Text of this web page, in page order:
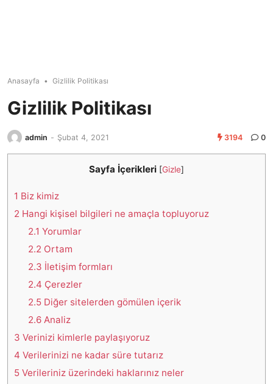
Anasayfa • Gizlilik Politikası
Gizlilik Politikası
admin - Şubat 4, 2021 3194 0
Sayfa İçerikleri [Gizle]
1 Biz kimiz
2 Hangi kişisel bilgileri ne amaçla topluyoruz
2.1 Yorumlar
2.2 Ortam
2.3 İletişim formları
2.4 Çerezler
2.5Diğer sitelerden gömülen içerik
2.6Analiz
3 Verinizi kimlerle paylaşıyoruz
4 Verilerinizi ne kadar süre tutarız
5 Verileriniz üzerindeki haklarınız neler